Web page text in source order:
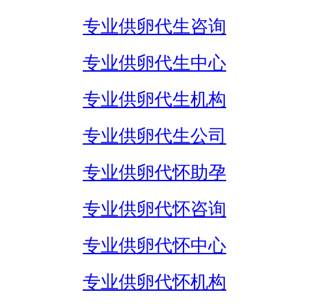
专业供卵代生咨询
专业供卵代生中心
专业供卵代生机构
专业供卵代生公司
专业供卵代怀助孕
专业供卵代怀咨询
专业供卵代怀中心
专业供卵代怀机构